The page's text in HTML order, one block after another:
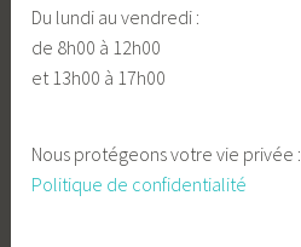
Du lundi au vendredi :
de 8h00 à 12h00
et 13h00 à 17h00
Nous protégeons votre vie privée :
Politique de confidentialité